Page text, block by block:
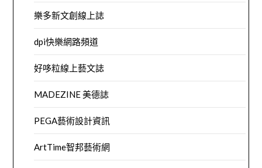
樂多新文創線上誌
dpi快樂網路頻道
好哆粒線上藝文誌
MADEZINE 美德誌
PEGA藝術設計資訊
ArtTime智邦藝術網